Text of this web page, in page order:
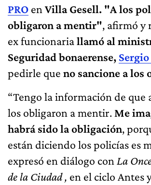
PRO en Villa Gesell. "A los
obligaron a mentir", afirmó y
ex funcionariallamó al
Seguridad bonaerense,
pedirle que no sancione a los
“Tengo la información de que
los obligaron a mentir. Me
habrá sido la obligación,
están diciendo los policías es
expresó en diálogo con La
de la Ciudad , en el ciclo Antes